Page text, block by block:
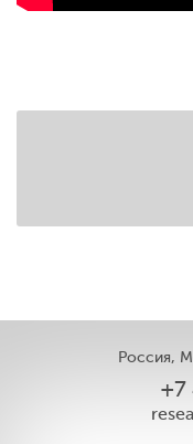
Россия,
+7